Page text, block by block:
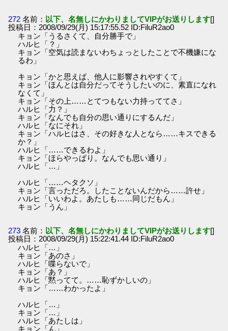
272 名前： 以下、名無しにかわりましてVIPがお送りします[]
投稿日：2008/09/29(月) 15:17:55.52 ID:FiluR2ao0
キョン「うるさくて、自分勝手で」
ハルヒ「？」
キョン「空気は読まないわちょっとしたことで不機嫌にな
るわ」
キョン「かと思えば、他人に影響されやすくて」
キョン「ほんとは自分だってそうしたいのに、素直になれ
なくて」
キョン「その上……とてつもない力持っててさ」
ハルヒ「力？」
キョン「なんでも自分の思い通りにするんだ」
ハルヒ「なにそれ」
キョン「ハルヒはさ、その好きな人となら……キスできる
か？」
ハルヒ「……できるわよ」
キョン「ほらやっぱり。なんでも思い通り」
ハルヒ「…」
ハルヒ「……ヘタクソ」
キョン「言っただろ。したことないんだから……許せ」
ハルヒ「いいわよ。あたしも……同じだもん」
キョン「うん」
273 名前： 以下、名無しにかわりましてVIPがお送りします[]
投稿日：2008/09/29(月) 15:22:41.44 ID:FiluR2ao0
ハルヒ「…」
キョン「あのさ」
ハルヒ「喋らないで」
キョン「あ？」
ハルヒ「黙ってて。……恥ずかしいの」
キョン「……わかったよ」
ハルヒ「…」
キョン「…」
ハルヒ「あたしは」
キョン「ん」